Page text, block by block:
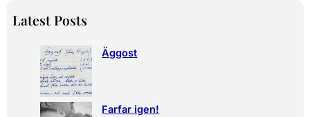
a
Latest Posts
Äggost
Farfar igen!